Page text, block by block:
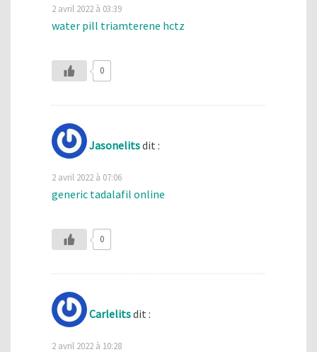
2 avril 2022 à 03:39
water pill triamterene hctz
0
Jasonelitsdit :
2 avril 2022 à 07:06
generic tadalafil online
0
Carlelitsdit :
2 avril 2022 à 10:28